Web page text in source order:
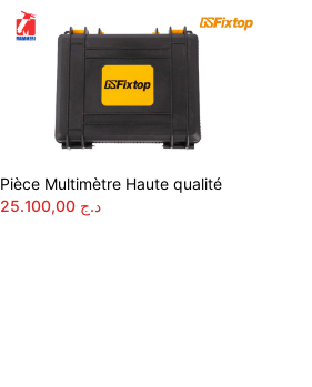
Pièce Multimètre Haute qualité
د.ج